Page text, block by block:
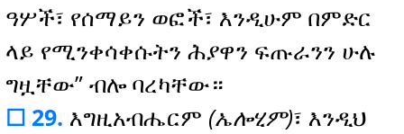
ዓሦች፣ የሰማይን ወፎች፣ እንዲሁም በምድር
ላይ የሚንቀሳቀሱትን ሕያዋን ፍጡራንን ሁሉ
ግዟቸው” ብሎ ባረካቸው።
☐ 29. እግዚአብሔርም (ኤሎሂም)፣ እንዲህ